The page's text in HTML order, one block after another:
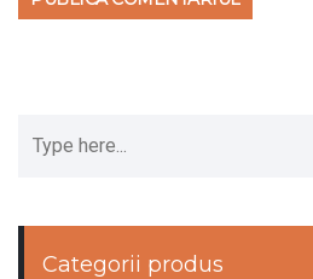
Categorii produs